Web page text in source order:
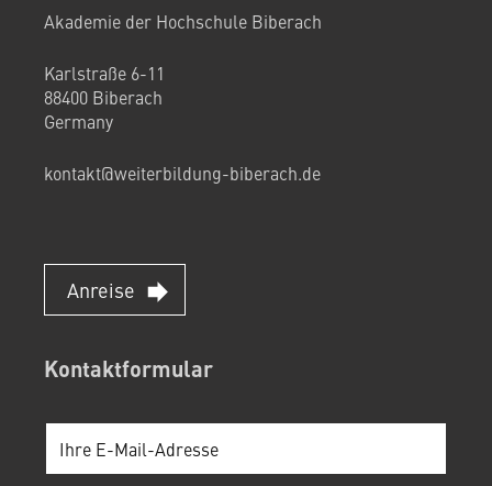
Akademie der Hochschule Biberach
Karlstraße 6-11
88400 Biberach
Germany
kontakt@weiterbildung-biberach.de
Anreise
Kontaktformular